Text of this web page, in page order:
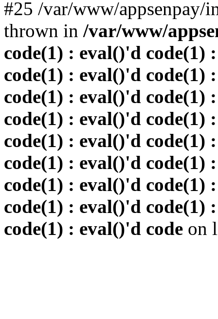
#25 /var/www/
thrown in /var/www/
code(1) : eval()'d code(1)
code(1) : eval()'d code(1)
code(1) : eval()'d code(1)
code(1) : eval()'d code(1)
code(1) : eval()'d code(1)
code(1) : eval()'d code(1)
code(1) : eval()'d code(1)
code(1) : eval()'d code(1)
code(1) : eval()'d code on